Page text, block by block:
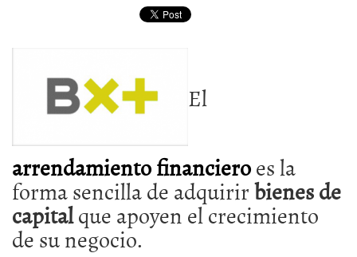
El
arrendamiento financieroes la
forma sencilla de adquirirbienes de
capitalque apoyen el crecimiento
de su negocio.